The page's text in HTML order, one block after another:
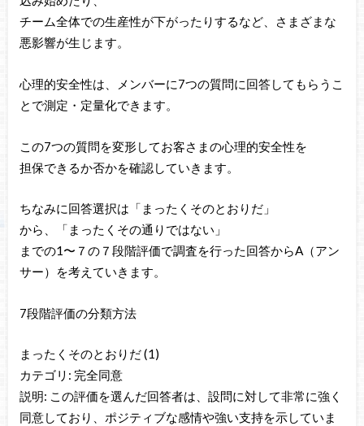
チーム全体での生産性が下がったりするなど、さまざまな
悪影響が生じます。
心理的安全性は、メンバーに7つの質問に回答してもらうこ
とで測定・定量化できます。
この7つの質問を変形してお客さまの心理的安全性を
担保できるか否かを確認していきます。
ちなみに回答選択は「まったくそのとおりだ」
から、「まったくその通りではない」
までの1〜７の７段階評価で調査を行った回答からA（アン
サー）を考えていきます。
7段階評価の分類方法
まったくそのとおりだ (1)
カテゴリ: 完全同意
説明: この評価を選んだ回答者は、設問に対して非常に強く
同意しており、ポジティブな感情や強い支持を示していま